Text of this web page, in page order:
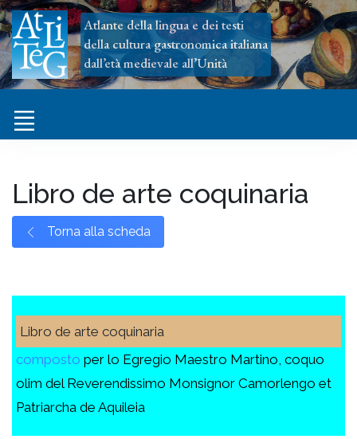
Atlante della lingua e dei testi
della cultura gastronomica italiana
dall’età medievale all’Unità
Libro de arte coquinaria
Torna alla scheda
Libro de arte coquinaria
composto per lo Egregio Maestro Martino, coquo
olim del Reverendissimo Monsignor Camorlengo et
Patriarcha de Aquileia